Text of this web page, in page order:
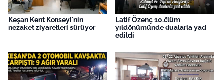
Keşan Kent Konseyi'nin
nezaket ziyaretleri sürüyor
Latif Özenç 10.ölüm
yıldönümünde dualarla yad
edildi